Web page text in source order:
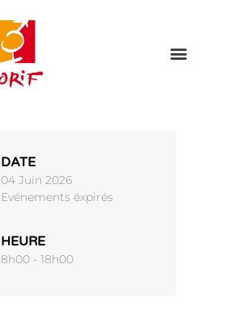
DATE
04 Juin 2026
Evénements éxpirés
HEURE
8h00 - 18h00